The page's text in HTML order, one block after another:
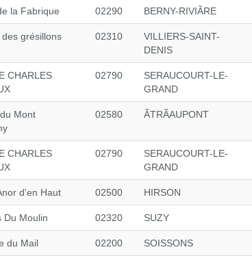
la Fabrique 02290 BERNY-RIVIÃRE
grésillons 02310
VILLIERS-SAINT-
DENIS
CHARLES
02790
SERAUCOURT-LE-
GRAND
Mont
02580 ÃTRÃAUPONT
CHARLES
02790
SERAUCOURT-LE-
GRAND
d'en Haut 02500 HIRSON
Du Moulin 02320 SUZY
du Mail 02200 SOISSONS